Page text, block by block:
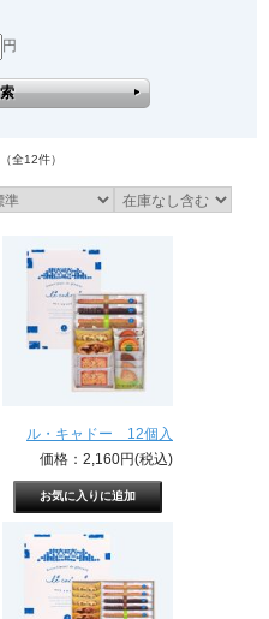
円
（全12件）
ル・キャドー 12個入
価格：2,160円(税込)